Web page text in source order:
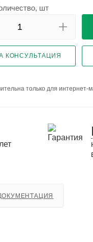
шт
КОНСУЛЬТАЦИЯ
только для интернет-